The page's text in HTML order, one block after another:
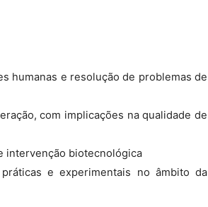
humanas e resolução de problemas de
com implicações na qualidade de
intervenção biotecnológica
e experimentais no âmbito da